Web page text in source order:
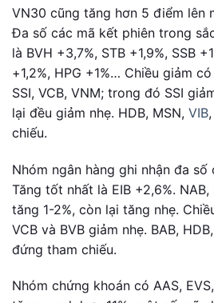
VN30 cũng tăng hơn 5 điểm lên
Đa số các mã kết phiên trong
là BVH +3,7%, STB +1,9%, SSB
+1,2%, HPG +1%… Chiều giảm có
SSI, VCB, VNM; trong đó SSI
lại đều giảm nhẹ. HDB, MSN, VIB
chiếu.
Nhóm ngân hàng ghi nhận đa
Tăng tốt nhất là EIB +2,6%. NAB,
tăng 1-2%, còn lại tăng nhẹ.
VCB và BVB giảm nhẹ. BAB,
đứng tham chiếu.
Nhóm chứng khoán có AAS,